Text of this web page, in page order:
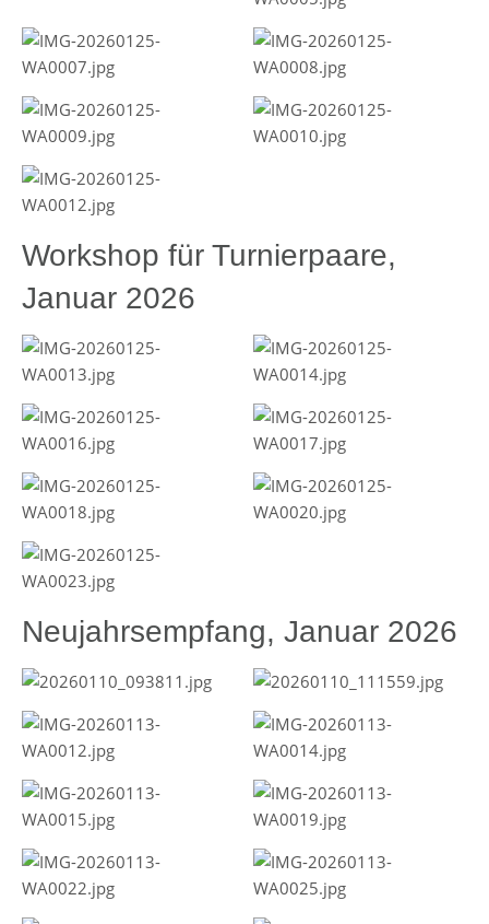
Workshop für Turnierpaare,
Januar 2026
Neujahrsempfang, Januar 2026